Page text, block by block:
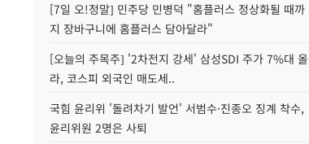
[7일 오!정말] 민주당 민병덕 "홈플러스 정상화될 때까
지 장바구니에 홈플러스 담아달라"
[오늘의 주목주] '2차전지 강세' 삼성SDI 주가 7%대 올
라, 코스피 외국인 매도세..
국힘 윤리위 '돌려차기 발언' 서범수·진종오 징계 착수,
윤리위원 2명은 사퇴